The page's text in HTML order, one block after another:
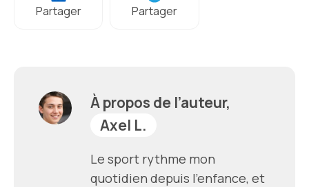
Partager Partager
À propos de l’auteur,
Axel L.
Le sport rythme mon
quotidien depuis l'enfance, et